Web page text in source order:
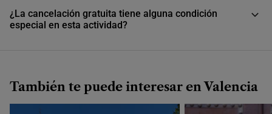
¿La cancelación gratuita tiene alguna condición
especial en esta actividad?
También te puede interesar en Valencia